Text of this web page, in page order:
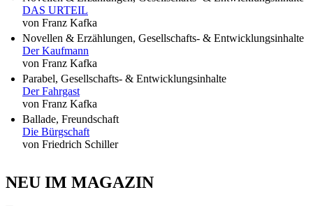
DAS URTEIL
von Franz Kafka
Novellen & Erzählungen, Gesellschafts- & Entwicklungsinhalte
Der Kaufmann
von Franz Kafka
Parabel, Gesellschafts- & Entwicklungsinhalte
Der Fahrgast
von Franz Kafka
Ballade, Freundschaft
Die Bürgschaft
von Friedrich Schiller
NEU IM MAGAZIN